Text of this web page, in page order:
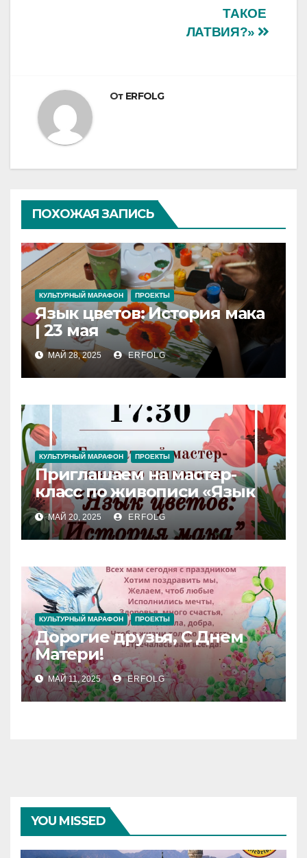
ТАКОЕ
ЛАТВИЯ?»
От ERFOLG
ПОХОЖАЯ ЗАПИСЬ
КУЛЬТУРНЫЙ МАРАФОН ПРОЕКТЫ
Язык цветов: История мака
| 23 мая
МАЙ 28, 2025 ERFOLG
КУЛЬТУРНЫЙ МАРАФОН ПРОЕКТЫ
Приглашаем на мастер-
класс по живописи «Язык
цветов: История мака»!
МАЙ 20, 2025 ERFOLG
КУЛЬТУРНЫЙ МАРАФОН ПРОЕКТЫ
Дорогие друзья, С Днем
Матери!
МАЙ 11, 2025 ERFOLG
YOU MISSED